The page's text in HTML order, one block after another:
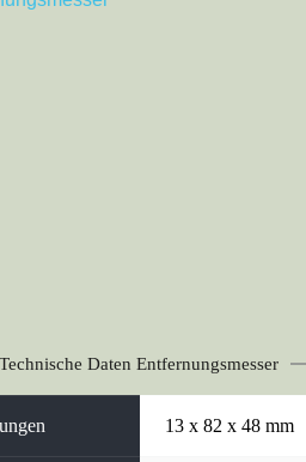
Technische Daten Entfernungsmesser
13 x 82 x 48 mm